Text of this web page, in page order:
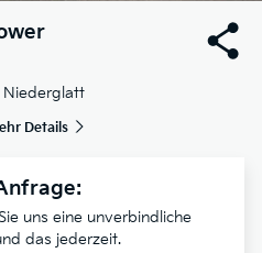
Niederglatt
Details
uns eine unverbindliche
das jederzeit.